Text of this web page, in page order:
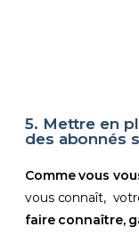
5. Mettre en
des abonnés
Commevous
vous connaît,
faire connaître,